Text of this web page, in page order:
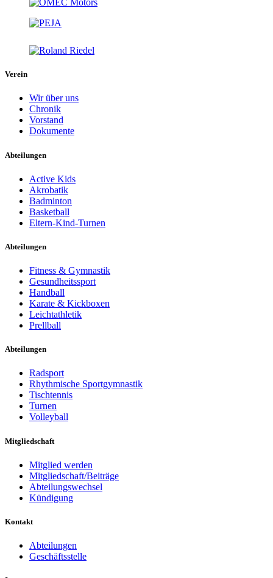
Verein
Wir über uns
Chronik
Vorstand
Dokumente
Abteilungen
Active Kids
Akrobatik
Badminton
Basketball
Eltern-Kind-Turnen
Abteilungen
Fitness & Gymnastik
Gesundheitssport
Handball
Karate & Kickboxen
Leichtathletik
Prellball
Abteilungen
Radsport
Rhythmische Sportgymnastik
Tischtennis
Turnen
Volleyball
Mitgliedschaft
Mitglied werden
Mitgliedschaft/Beiträge
Abteilungswechsel
Kündigung
Kontakt
Abteilungen
Geschäftsstelle